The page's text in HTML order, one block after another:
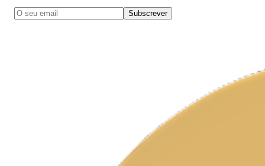
Subscrever